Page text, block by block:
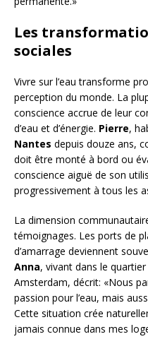
Les
sociales
Vivre sur l’eau transforme
perception du monde. La
conscience accrue de leur
d’eau et d’énergie. Pierre,
Nantes depuis douze ans,
doit être monté à bord ou
conscience aiguë de son
progressivement à tous les
La dimension
témoignages. Les ports de
d’amarrage deviennent
Anna, vivant dans le
Amsterdam, décrit: «Nous
passion pour l’eau, mais
Cette situation crée
jamais connue dans mes